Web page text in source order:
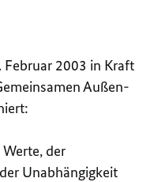
Februar 2003 in Kraft
Außen-
der
Unabhängigkeit